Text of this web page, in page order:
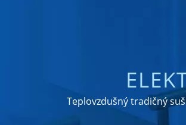
Teplovzdušný tradičný